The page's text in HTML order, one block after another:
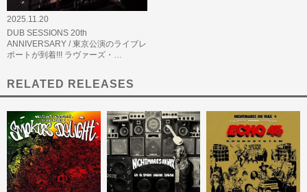
2025.11.20
DUB SESSIONS 20th
ANNIVERSARY / 東京公演のライブレ
ポートが到着!!! ラヴァーズ・…
RELATED RELEASES